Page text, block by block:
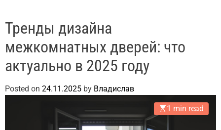
Тренды дизайна
межкомнатных дверей: что
актуально в 2025 году
Posted on 24.11.2025 by Владислав
1 min read